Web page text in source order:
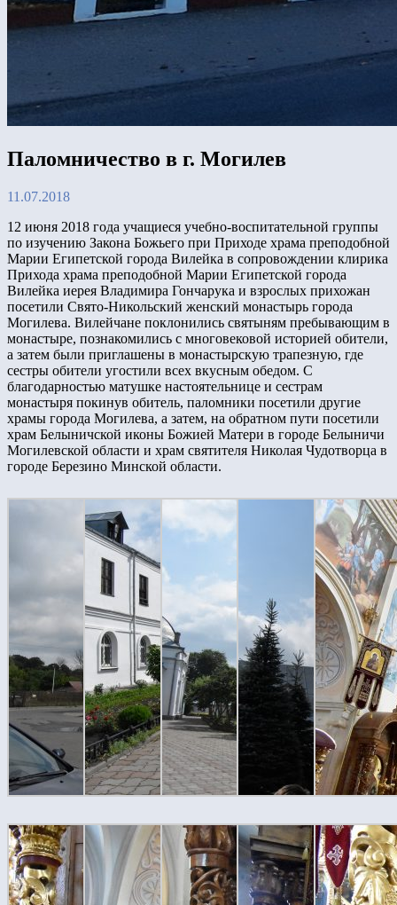
Паломничество в г. Могилев
11.07.2018
12 июня 2018 года учащиеся учебно-воспитательной группы
по изучению Закона Божьего при Приходе храма преподобной
Марии Египетской города Вилейка в сопровождении клирика
Прихода храма преподобной Марии Египетской города
Вилейка иерея Владимира Гончарука и взрослых прихожан
посетили Свято-Никольский женский монастырь города
Могилева. Вилейчане поклонились святыням пребывающим в
монастыре, познакомились с многовековой историей обители,
а затем были приглашены в монастырскую трапезную, где
сестры обители угостили всех вкусным обедом. С
благодарностью матушке настоятельнице и сестрам
монастыря покинув обитель, паломники посетили другие
храмы города Могилева, а затем, на обратном пути посетили
храм Белыничской иконы Божией Матери в городе Белыничи
Могилевской области и храм святителя Николая Чудотворца в
городе Березино Минской области.